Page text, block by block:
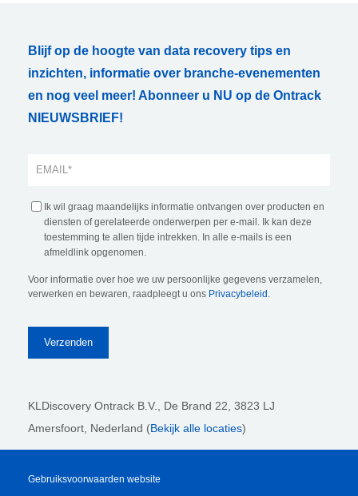
Blijf op de hoogte van data recovery tips en
inzichten, informatie over branche-evenementen
en nog veel meer! Abonneer u NU op de Ontrack
NIEUWSBRIEF!
Ik wil graag maandelijks informatie ontvangen over producten en
diensten of gerelateerde onderwerpen per e-mail. Ik kan deze
toestemming te allen tijde intrekken. In alle e-mails is een
afmeldlink opgenomen.
Voor informatie over hoe we uw persoonlijke gegevens verzamelen,
verwerken en bewaren, raadpleegt u ons Privacybeleid
KLDiscovery Ontrack B.V., De Brand 22, 3823 LJ
Amersfoort, Nederland (Bekijk alle locaties)
Gebruiksvoorwaarden website